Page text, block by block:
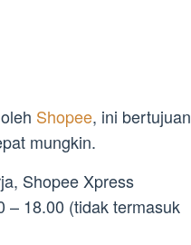
Shopee, ini bertujuan
mungkin.
Shopee Xpress
– 18.00 (tidak termasuk